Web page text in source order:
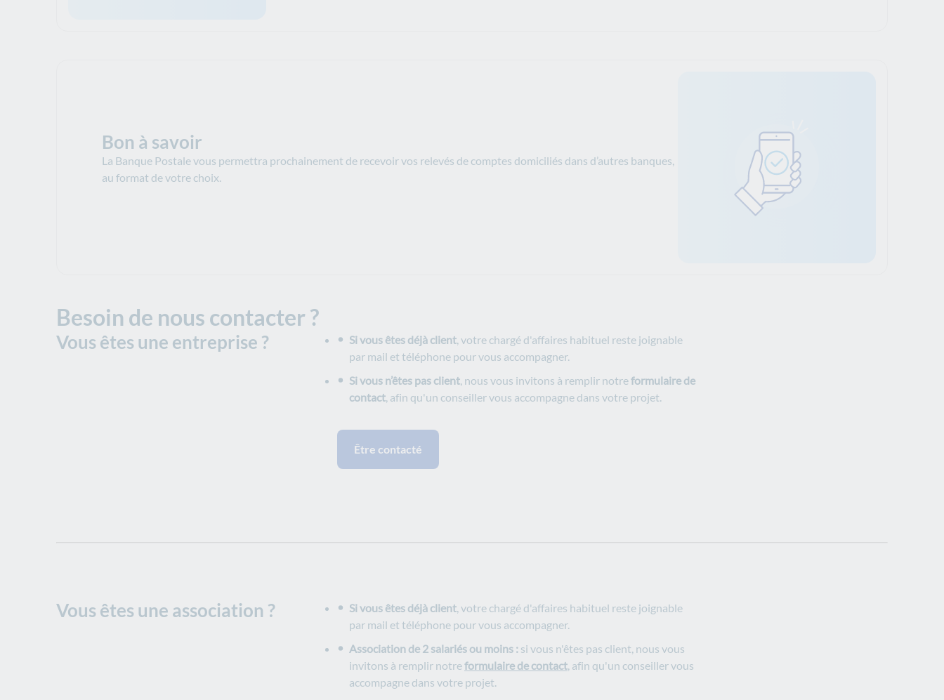
Bon à savoir
La Banque Postale vous permettra prochainement de recevoir vos relevés de comptes domiciliés dans d’autres banques,
au format de votre choix.
Besoin de nous contacter ?
Vous êtes une entreprise ? Si vous êtes déjà client, votre chargé d'affaires habituel reste joignable
par mail et téléphone pour vous accompagner.
Si vous n’êtes pas client, nous vous invitons à remplir notreformulaire de
contact, afin qu'un conseiller vous accompagne dans votre projet.
Être contacté
Vous êtes une association ? Si vous êtes déjà client, votre chargé d'affaires habituel reste joignable
par mail et téléphone pour vous accompagner.
Association de 2 salariés ou moins : si vous n'êtes pas client, nous vous
invitons à remplir notreformulaire de contact, afin qu'un conseiller vous
accompagne dans votre projet.